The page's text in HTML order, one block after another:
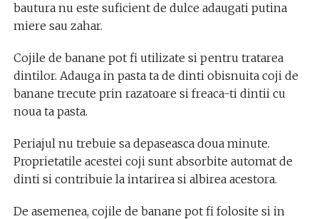
bautura nu este suficient de dulce adaugati putina
miere sau zahar.
Cojile de banane pot fi utilizate si pentru tratarea
dintilor. Adauga in pasta ta de dinti obisnuita coji de
banane trecute prin razatoare si freaca-ti dintii cu
noua ta pasta.
Periajul nu trebuie sa depaseasca doua minute.
Proprietatile acestei coji sunt absorbite automat de
dinti si contribuie la intarirea si albirea acestora.
De asemenea, cojile de banane pot fi folosite si in